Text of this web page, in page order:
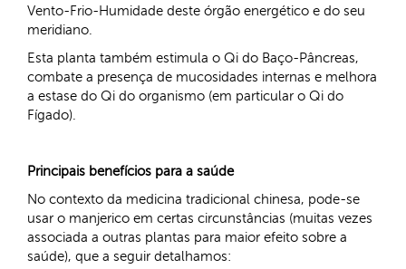
Vento-Frio-Humidade deste órgão energético e do seu
meridiano.
Esta planta também estimula o Qi do Baço-Pâncreas,
combate a presença de mucosidades internas e melhora
a estase do Qi do organismo (em particular o Qi do
Fígado).
Principais benefícios para a saúde
No contexto da medicina tradicional chinesa, pode-se
usar o manjerico em certas circunstâncias (muitas vezes
associada a outras plantas para maior efeito sobre a
saúde), que a seguir detalhamos: